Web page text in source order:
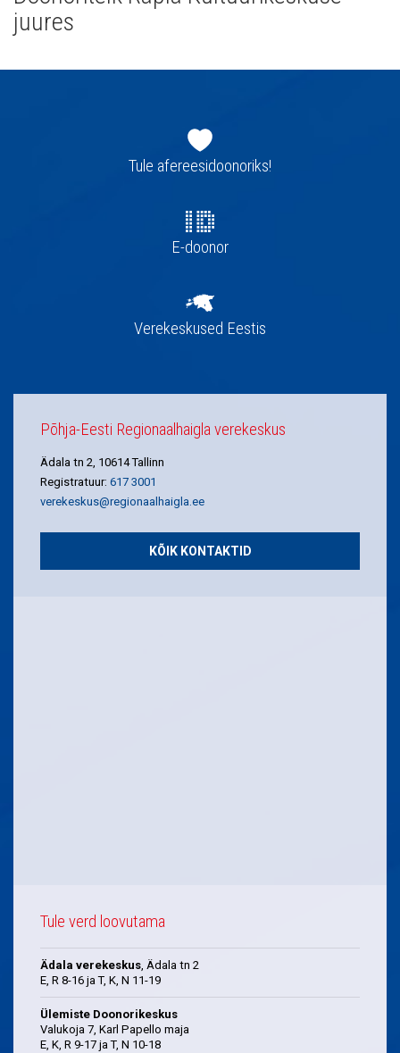
juures
navigatsioonTule afereesidoonoriks!
E-doonor
Verekeskused Eestis
Põhja-Eesti Regionaalhaigla verekeskus
Ädala tn 2, 10614 Tallinn
Registratuur: 617 3001
verekeskus@regionaalhaigla.ee
KÕIK KONTAKTID
Tule verd loovutama
Ädala verekeskus, Ädala tn 2
E, R 8-16 ja T, K, N 11-19
Ülemiste Doonorikeskus
Valukoja 7, Karl Papello maja
E, K, R 9-17 ja T, N 10-18